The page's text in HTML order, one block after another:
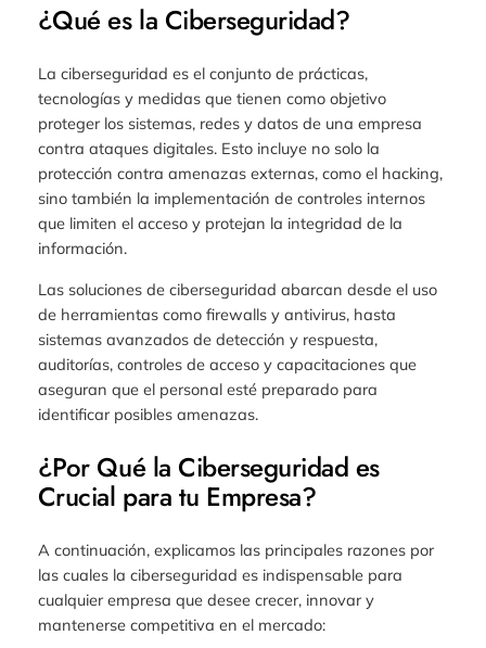
¿Qué es la Ciberseguridad?
La ciberseguridad es el conjunto de prácticas,
tecnologías y medidas que tienen como objetivo
proteger los sistemas, redes y datos de una empresa
contra ataques digitales. Esto incluye no solo la
protección contra amenazas externas, como el hacking,
sino también la implementación de controles internos
que limiten el acceso y protejan la integridad de la
información.
Las soluciones de ciberseguridad abarcan desde el uso
de herramientas como firewalls y antivirus, hasta
sistemas avanzados de detección y respuesta,
auditorías, controles de acceso y capacitaciones que
aseguran que el personal esté preparado para
identificar posibles amenazas.
¿Por Qué la Ciberseguridad es
Crucial para tu Empresa?
A continuación, explicamos las principales razones por
las cuales la ciberseguridad es indispensable para
cualquier empresa que desee crecer, innovar y
mantenerse competitiva en el mercado: